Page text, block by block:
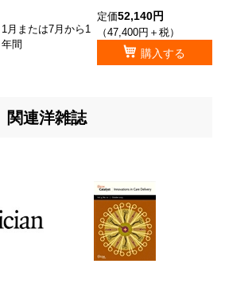
1月または7月から1
年間
定価52,140円
（47,400円＋税）
購入する
関連洋雑誌